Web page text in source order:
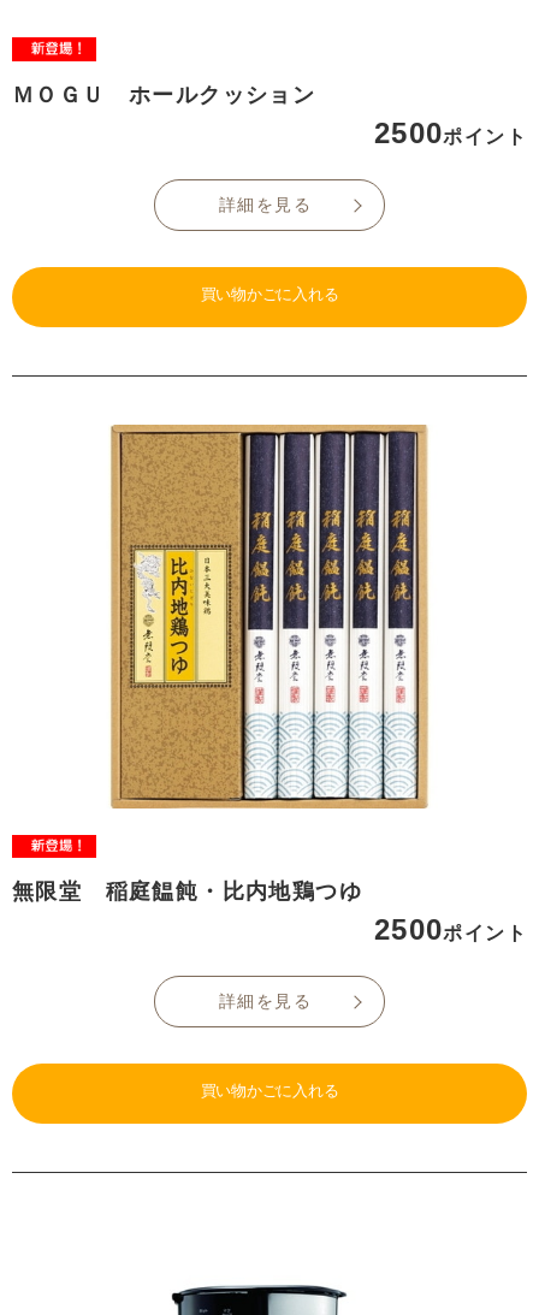
ＭＯＧＵ ホールクッション
2500ポイント
詳細を見る
買い物かごに入れる
無限堂 稲庭饂飩・比内地鶏つゆ
2500ポイント
詳細を見る
買い物かごに入れる